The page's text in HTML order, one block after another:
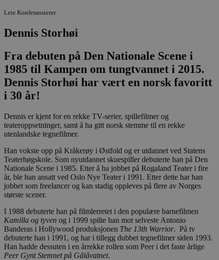
Leie Konferansierer
Dennis Storhøi
Fra debuten på Den Nationale Scene i
1985 til Kampen om tungtvannet i 2015.
Dennis Storhøi har vært en norsk favoritt
i 30 år!
Dennis er kjent for en rekke TV-serier, spillefilmer og
teateroppsetninger, samt å ha gitt norsk stemme til en rekke
utenlandske tegnefilmer.
Han vokste opp på Kråkerøy i Østfold og er utdannet ved Statens
Teaterhøgskole. Som nyutdannet skuespiller debuterte han på Den
Nationale Scene i 1985. Etter å ha jobbet på Rogaland Teater i fire
år, ble han ansatt ved Oslo Nye Teater i 1991. Etter dette har han
jobbet som freelancer og kan stadig oppleves på flere av Norges
største scener.
I 1988 debuterte han på filmlerretet i den populære barnefilmen
Kamilla og tyven og i 1999 spilte han mot selveste Antonio
Banderas i Hollywood produksjonen The 13th Warrior. På tv
debuterte han i 1991, og har i tillegg dubbet tegnefilmer siden 1993.
Han hadde dessuten i en årrekke rollen som Peer i det faste årlige
Peer Gynt Stemnet på Gålåvatnet.